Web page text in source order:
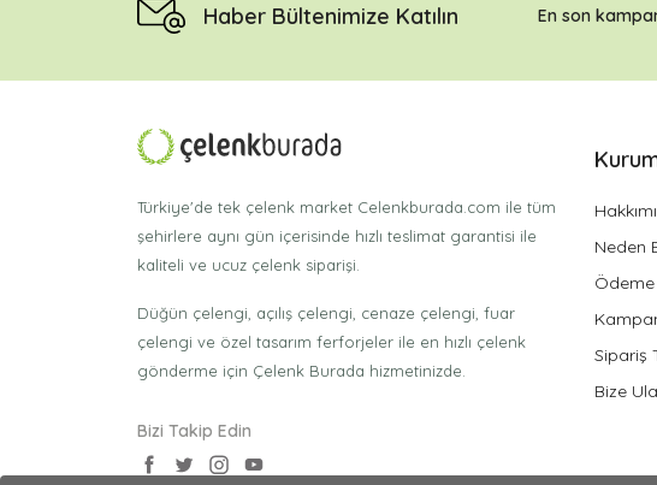
Haber Bültenimize Katılın En son
Türkiye'de tek çelenk market Celenkburada.com ile tüm
şehirlere aynı gün içerisinde hızlı teslimat garantisi ile
kaliteli ve ucuz çelenk siparişi.
Düğün çelengi, açılış çelengi, cenaze çelengi, fuar
çelengi ve özel tasarım ferforjeler ile en hızlı çelenk
gönderme için Çelenk Burada hizmetinizde.
Bizi Takip Edin
Neden
Ödeme
Sipariş
Bize